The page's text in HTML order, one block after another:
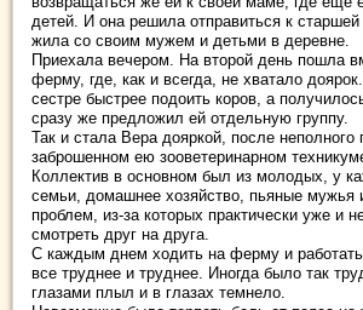
детей. И она решила отправиться к старшей
жила со своим мужем и детьми в деревне.
Приехала вечером. На второй день пошла
ферму, где, как и всегда, не хватало
сестре быстрее подоить коров, а
сразу же предложил ей отдельную группу.
Так и стала Вера дояркой, после неполного
заброшенном ею зооветеринарном
Коллектив в основном был из молодых, у
семьи, домашнее хозяйство, пьяные мужья
проблем, из-за которых практически уже и
смотреть друг на друга.
С каждым днем ходить на ферму и
все труднее и труднее. Иногда было так
глазами плыл и в глазах темнело.